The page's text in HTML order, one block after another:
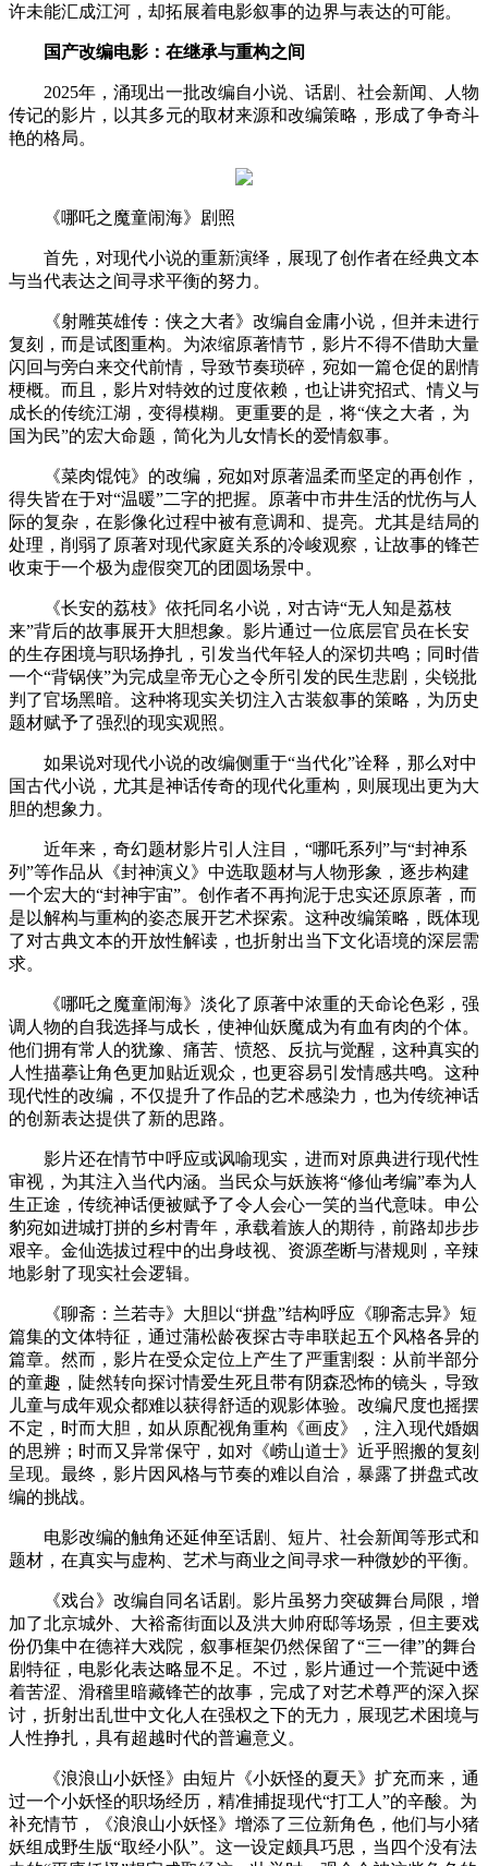
许未能汇成江河，却拓展着电影叙事的边界与表达的可能。
国产改编电影：在继承与重构之间
2025年，涌现出一批改编自小说、话剧、社会新闻、人物
传记的影片，以其多元的取材来源和改编策略，形成了争奇斗
艳的格局。
《哪吒之魔童闹海》剧照
首先，对现代小说的重新演绎，展现了创作者在经典文本
与当代表达之间寻求平衡的努力。
《射雕英雄传：侠之大者》改编自金庸小说，但并未进行
复刻，而是试图重构。为浓缩原著情节，影片不得不借助大量
闪回与旁白来交代前情，导致节奏琐碎，宛如一篇仓促的剧情
梗概。而且，影片对特效的过度依赖，也让讲究招式、情义与
成长的传统江湖，变得模糊。更重要的是，将“侠之大者，为
国为民”的宏大命题，简化为儿女情长的爱情叙事。
《菜肉馄饨》的改编，宛如对原著温柔而坚定的再创作，
得失皆在于对“温暖”二字的把握。原著中市井生活的忧伤与人
际的复杂，在影像化过程中被有意调和、提亮。尤其是结局的
处理，削弱了原著对现代家庭关系的冷峻观察，让故事的锋芒
收束于一个极为虚假突兀的团圆场景中。
《长安的荔枝》依托同名小说，对古诗“无人知是荔枝
来”背后的故事展开大胆想象。影片通过一位底层官员在长安
的生存困境与职场挣扎，引发当代年轻人的深切共鸣；同时借
一个“背锅侠”为完成皇帝无心之令所引发的民生悲剧，尖锐批
判了官场黑暗。这种将现实关切注入古装叙事的策略，为历史
题材赋予了强烈的现实观照。
如果说对现代小说的改编侧重于“当代化”诠释，那么对中
国古代小说，尤其是神话传奇的现代化重构，则展现出更为大
胆的想象力。
近年来，奇幻题材影片引人注目，“哪吒系列”与“封神系
列”等作品从《封神演义》中选取题材与人物形象，逐步构建
一个宏大的“封神宇宙”。创作者不再拘泥于忠实还原原著，而
是以解构与重构的姿态展开艺术探索。这种改编策略，既体现
了对古典文本的开放性解读，也折射出当下文化语境的深层需
求。
《哪吒之魔童闹海》淡化了原著中浓重的天命论色彩，强
调人物的自我选择与成长，使神仙妖魔成为有血有肉的个体。
他们拥有常人的犹豫、痛苦、愤怒、反抗与觉醒，这种真实的
人性描摹让角色更加贴近观众，也更容易引发情感共鸣。这种
现代性的改编，不仅提升了作品的艺术感染力，也为传统神话
的创新表达提供了新的思路。
影片还在情节中呼应或讽喻现实，进而对原典进行现代性
审视，为其注入当代内涵。当民众与妖族将“修仙考编”奉为人
生正途，传统神话便被赋予了令人会心一笑的当代意味。申公
豹宛如进城打拼的乡村青年，承载着族人的期待，前路却步步
艰辛。金仙选拔过程中的出身歧视、资源垄断与潜规则，辛辣
地影射了现实社会逻辑。
《聊斋：兰若寺》大胆以“拼盘”结构呼应《聊斋志异》短
篇集的文体特征，通过蒲松龄夜探古寺串联起五个风格各异的
篇章。然而，影片在受众定位上产生了严重割裂：从前半部分
的童趣，陡然转向探讨情爱生死且带有阴森恐怖的镜头，导致
儿童与成年观众都难以获得舒适的观影体验。改编尺度也摇摆
不定，时而大胆，如从原配视角重构《画皮》，注入现代婚姻
的思辨；时而又异常保守，如对《崂山道士》近乎照搬的复刻
呈现。最终，影片因风格与节奏的难以自洽，暴露了拼盘式改
编的挑战。
电影改编的触角还延伸至话剧、短片、社会新闻等形式和
题材，在真实与虚构、艺术与商业之间寻求一种微妙的平衡。
《戏台》改编自同名话剧。影片虽努力突破舞台局限，增
加了北京城外、大裕斋街面以及洪大帅府邸等场景，但主要戏
份仍集中在德祥大戏院，叙事框架仍然保留了“三一律”的舞台
剧特征，电影化表达略显不足。不过，影片通过一个荒诞中透
着苦涩、滑稽里暗藏锋芒的故事，完成了对艺术尊严的深入探
讨，折射出乱世中文化人在强权之下的无力，展现艺术困境与
人性挣扎，具有超越时代的普遍意义。
《浪浪山小妖怪》由短片《小妖怪的夏天》扩充而来，通
过一个小妖怪的职场经历，精准捕捉现代“打工人”的辛酸。为
补充情节，《浪浪山小妖怪》增添了三位新角色，他们与小猪
妖组成野生版“取经小队”。这一设定颇具巧思，当四个没有法